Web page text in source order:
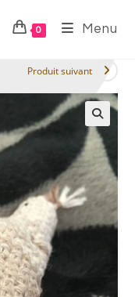
0 Menu
Produit suivant